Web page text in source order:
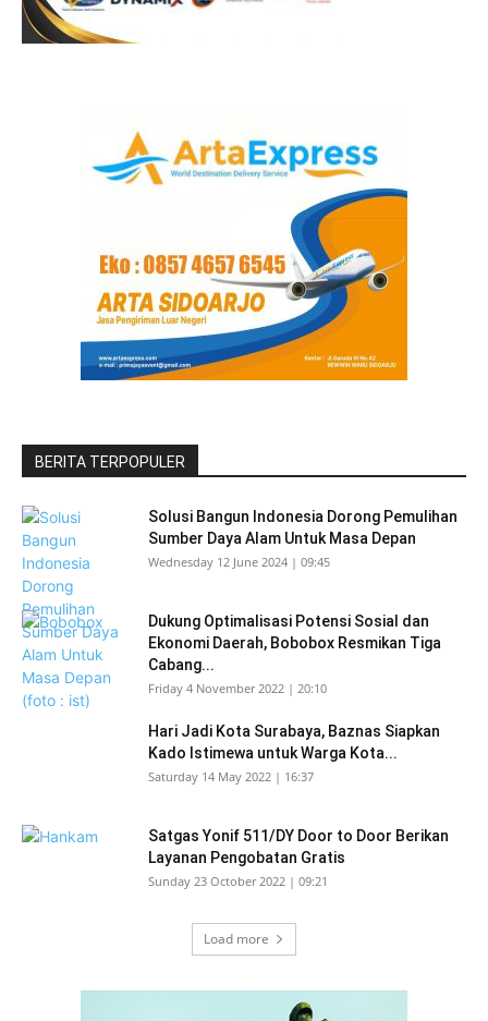
BERITA TERPOPULER
Solusi Bangun Indonesia Dorong Pemulihan
Sumber Daya Alam Untuk Masa Depan
Wednesday 12 June 2024 | 09:45
Dukung Optimalisasi Potensi Sosial dan
Ekonomi Daerah, Bobobox Resmikan Tiga
Cabang...
Friday 4 November 2022 | 20:10
Hari Jadi Kota Surabaya, Baznas Siapkan
Kado Istimewa untuk Warga Kota...
Saturday 14 May 2022 | 16:37
Satgas Yonif 511/DY Door to Door Berikan
Layanan Pengobatan Gratis
Sunday 23 October 2022 | 09:21
Load more